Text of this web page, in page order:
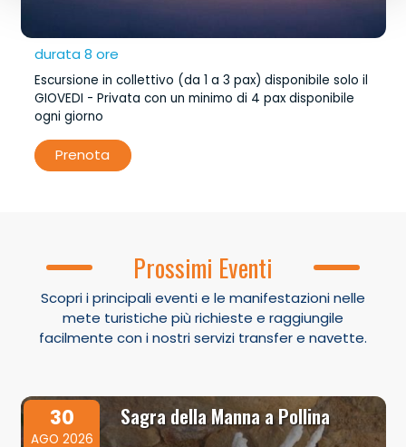
durata 8 ore
Escursione in collettivo (da 1 a 3 pax) disponibile solo il
GIOVEDI - Privata con un minimo di 4 pax disponibile
ogni giorno
Prenota
Prossimi Eventi
Scopri i principali eventi e le manifestazioni nelle
mete turistiche più richieste e raggiungile
facilmente con i nostri servizi transfer e navette.
30
AGO 2026
Sagra della Manna a Pollina